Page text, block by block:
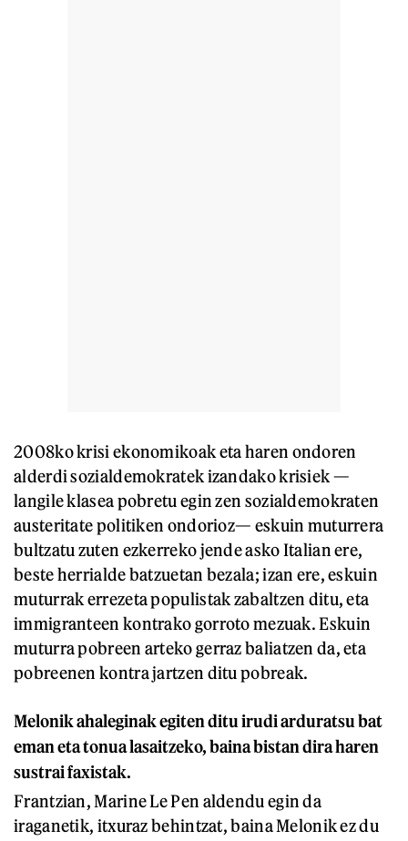
2008ko krisi ekonomikoak eta haren ondoren
alderdi sozialdemokratek izandako krisiek —
langile klasea pobretu egin zen sozialdemokraten
austeritate politiken ondorioz— eskuin muturrera
bultzatu zuten ezkerreko jende asko Italian ere,
beste herrialde batzuetan bezala; izan ere, eskuin
muturrak errezeta populistak zabaltzen ditu, eta
immigranteen kontrako gorroto mezuak. Eskuin
muturra pobreen arteko gerraz baliatzen da, eta
pobreenen kontra jartzen ditu pobreak.
Melonik ahaleginak egiten ditu irudi arduratsu bat
eman eta tonua lasaitzeko, baina bistan dira haren
sustrai faxistak.
Frantzian, Marine Le Pen aldendu egin da
iraganetik, itxuraz behintzat, baina Melonik ez du